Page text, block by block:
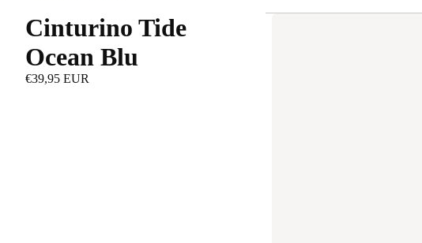
Cinturino Tide
Ocean Blu
€39,95 EUR